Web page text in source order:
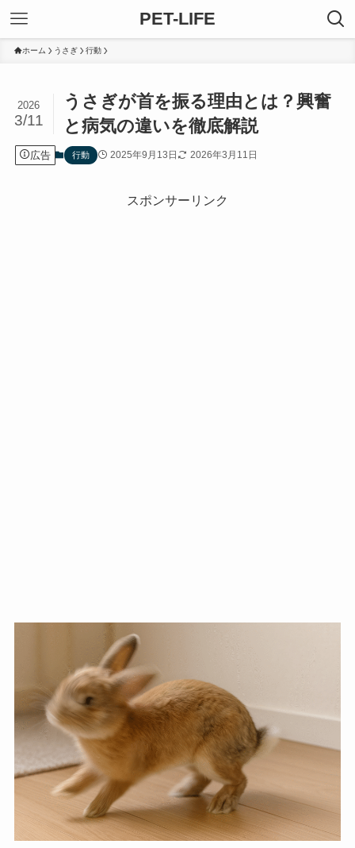
PET-LIFE
ホーム うさぎ 行動
うさぎが首を振る理由とは？興奮
と病気の違いを徹底解説
2026
3/11
広告 行動 2025年9月13日 2026年3月11日
スポンサーリンク